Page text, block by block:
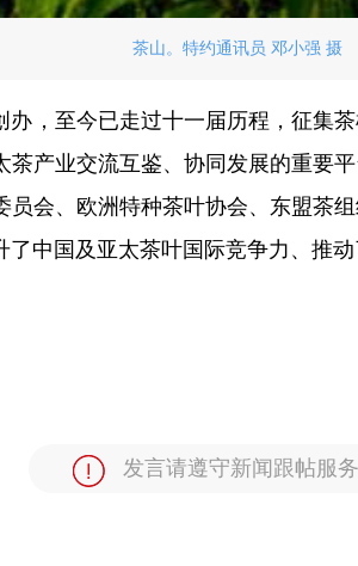
茶山。特约通讯员 邓小强 摄
办，至今已走过十一届历程，征集
茶产业交流互鉴、协同发展的重要
员会、欧洲特种茶叶协会、东盟茶
中国及亚太茶叶国际竞争力、推动
发言请遵守新闻跟帖服